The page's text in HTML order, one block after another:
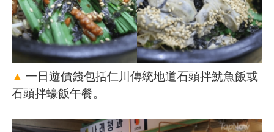
▲ 一日遊價錢包括仁川傳統地道石頭拌魷魚飯或
石頭拌蠔飯午餐。